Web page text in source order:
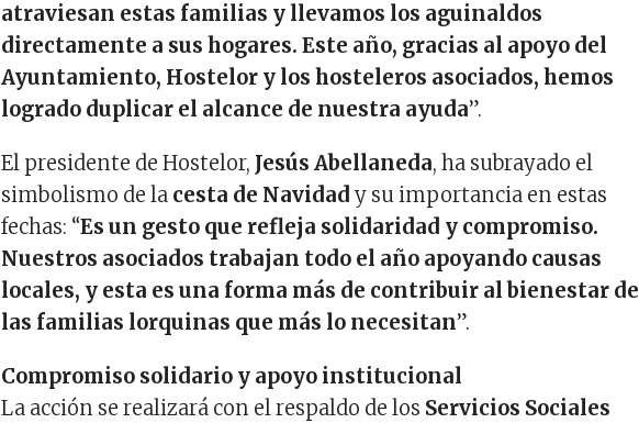
atraviesan estas familias y llevamos los aguinaldos
directamente a sus hogares. Este año, gracias al apoyo del
Ayuntamiento, Hostelor y los hosteleros asociados, hemos
logrado duplicar el alcance de nuestra ayuda”.
El presidente de Hostelor, Jesús Abellaneda, ha subrayado el
simbolismo de la cesta de Navidad y su importancia en estas
fechas: “Es un gesto que refleja solidaridad y compromiso.
Nuestros asociados trabajan todo el año apoyando causas
locales, y esta es una forma más de contribuir al bienestar de
las familias lorquinas que más lo necesitan”.
Compromiso solidario y apoyo institucional
La acción se realizará con el respaldo de los Servicios Sociales